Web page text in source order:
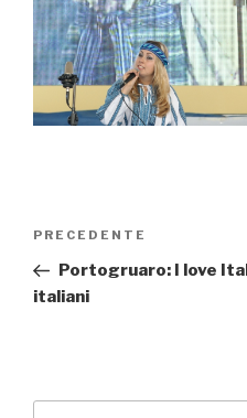
Navigazione
Articolo
precedente:
PRECEDENTE
Portogruaro: I love
italiani